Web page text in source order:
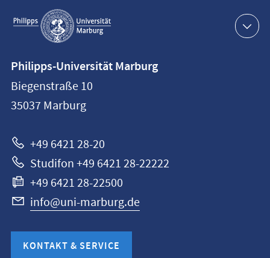
Service-
Navigation
Philipps-
Universität
Marburg
Philipps-Universität Marburg
Biegenstraße 10
35037 Marburg
+49 6421 28-20
Studifon +49 6421 28-22222
+49 6421 28-22500
info@uni-marburg.de
KONTAKT & SERVICE